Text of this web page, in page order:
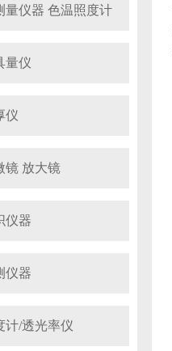
量仪器 色温照度计
量仪
仪
镜 放大镜
仪器
仪器
计/透光率仪